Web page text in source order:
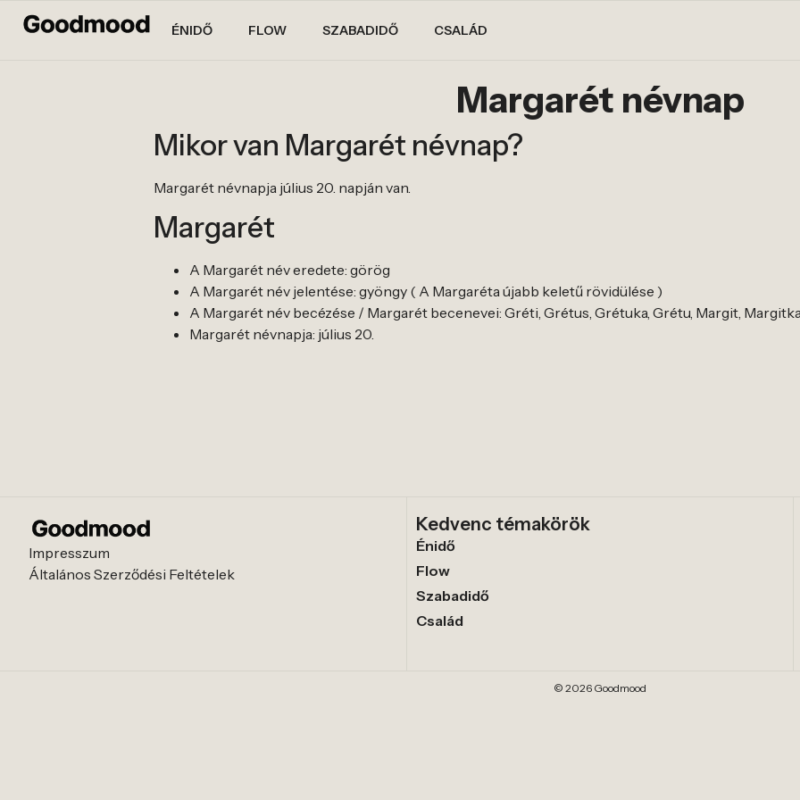
ÉNIDŐ FLOW SZABADIDŐ CSALÁD
Margarét névnap
Mikor van Margarét névnap?
Margarét névnapja július 20. napján van.
Margarét
A Margarét név eredete: görög
A Margarét név jelentése: gyöngy ( A Margaréta újabb keletű rövidülése )
A Margarét név becézése / Margarét becenevei: Gréti, Grétus, Grétuka, Grétu, Margit,
Margarét névnapja: július 20.
Impresszum
Általános Szerződési Feltételek
Kedvenc témakörök
Énidő
Flow
Szabadidő
Család
© 2026 Goodmood